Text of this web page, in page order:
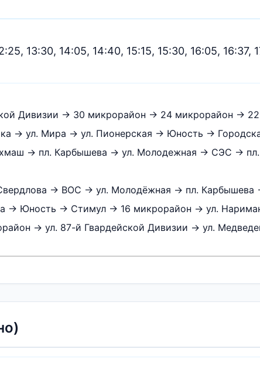
13:30, 14:05, 14:40, 15:15, 15:30, 16:05, 16:37,
Дивизии → 30 микрорайон → 24 микрорайон →
→ ул. Мира → ул. Пионерская → Юность →
→ пл. Карбышева → ул. Молодежная → СЭС →
→ ВОС → ул. Молодёжная → пл. Карбышева
→ Юность → Стимул → 16 микрорайон → ул.
→ ул. 87-й Гвардейской Дивизии → ул.